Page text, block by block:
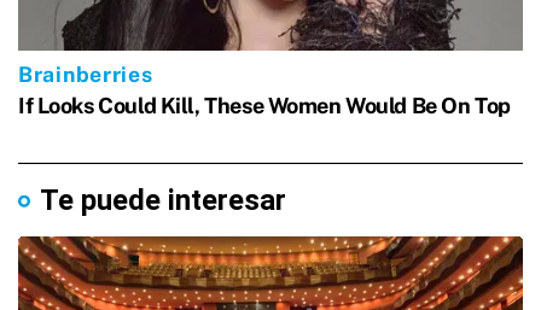
Te puede interesar